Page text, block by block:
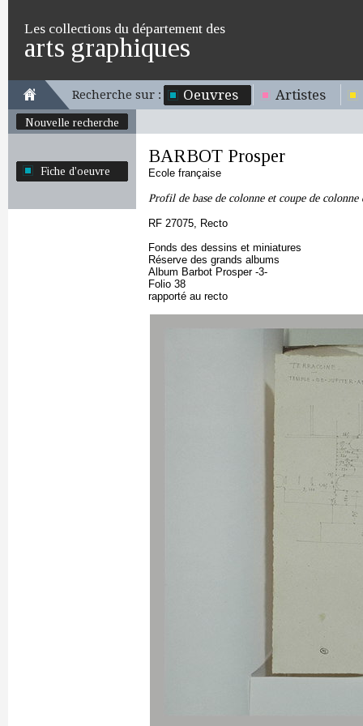
Les collections du département des
arts graphiques
Recherche sur : Oeuvres Artistes
Nouvelle recherche
Fiche d'oeuvre
BARBOT Prosper
Ecole française
Profil de base de colonne et coupe de colonne
RF 27075, Recto
Fonds des dessins et miniatures
Réserve des grands albums
Album Barbot Prosper -3-
Folio 38
rapporté au recto